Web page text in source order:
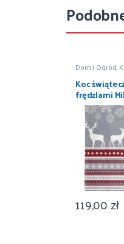
Dom i Ogród,
Pościel i koce,
Koc
frędzlami
119,00zł